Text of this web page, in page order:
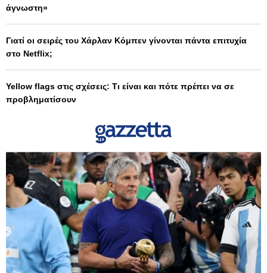
άγνωστη»
Γιατί οι σειρές του Χάρλαν Κόμπεν γίνονται πάντα επιτυχία
στο Netflix;
Yellow flags στις σχέσεις: Τι είναι και πότε πρέπει να σε
προβληματίσουν